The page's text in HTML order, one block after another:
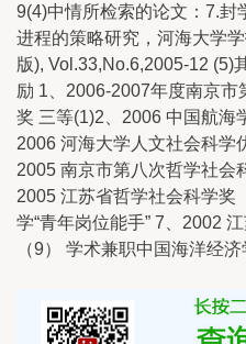
9(4)中情所检索的论文：7.封
进程的策略研究，河海大学
版), Vol.33,No.6,2005-12 (5)
励 1、2006-2007年度南京
奖 三等(1)2、2006 中国航
2006 河海大学人文社会科
2005 南京市第八次哲学社会
2005 江苏省哲学社会科学
学“青年岗位能手” 7、2002
（9） 学术兼职中国海洋经